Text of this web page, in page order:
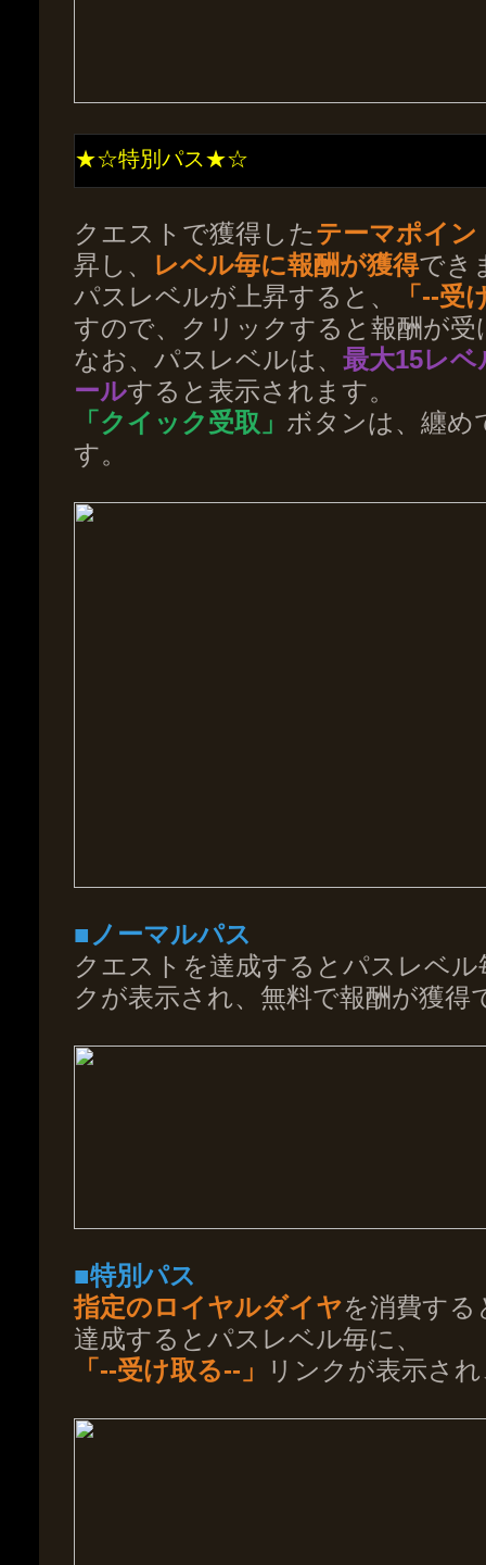
★☆特別パス★☆
クエストで獲得したテーマポイン
昇し、
レベル毎に報酬が獲得でき
パスレベルが上昇すると、
「--受
すので、クリックすると報酬が受
なお、パスレベルは、 最大15レベ
ールすると表示されます。
「クイック受取」 ボタンは、纏め
す。
■ノーマルパス
クエストを達成するとパスレベル
クが表示され、無料で報酬が獲得
■特別パス
指定のロイヤルダイヤを消費す
達成するとパスレベル毎に、
「--受け取る--」
リンクが表示さ